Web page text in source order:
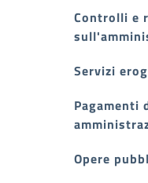
Controlli e
Servizi
Pagamenti
Opere